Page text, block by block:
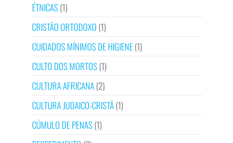
ÉTNICAS(1)
CRISTÃO ORTODOXO (1)
CUIDADOS MÍNIMOS DE HIGIENE(1)
CULTO DOS MORTOS(1)
CULTURA AFRICANA(2)
CULTURA JUDAICO-CRISTÃ(1)
CÚMULO DE PENAS(1)